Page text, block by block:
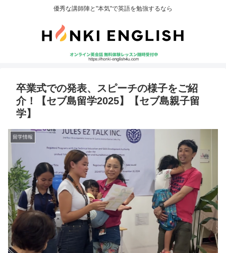
優秀な講師陣と"本気"で英語を勉強するなら
卒業式での発表、スピーチの様子をご紹
介！【セブ島留学2025】【セブ島親子留
学】
留学情報